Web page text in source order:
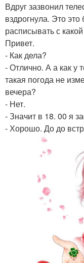
Вдруг зазвонил
вздрогнула. Это
расписывать с
Привет.
- Как дела?
- Отлично. А а как у
такая погода не
вечера?
- Нет.
- Значит в 18. 00 я
- Хорошо. До до